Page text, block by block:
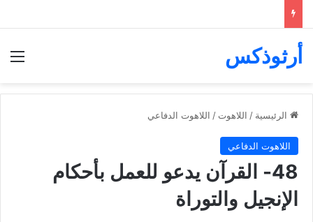
أرثوذكس
الرئيسية / اللاهوت / اللاهوت الدفاعي
اللاهوت الدفاعي
48- القرآن يدعو للعمل بأحكام
الإنجيل والتوراة